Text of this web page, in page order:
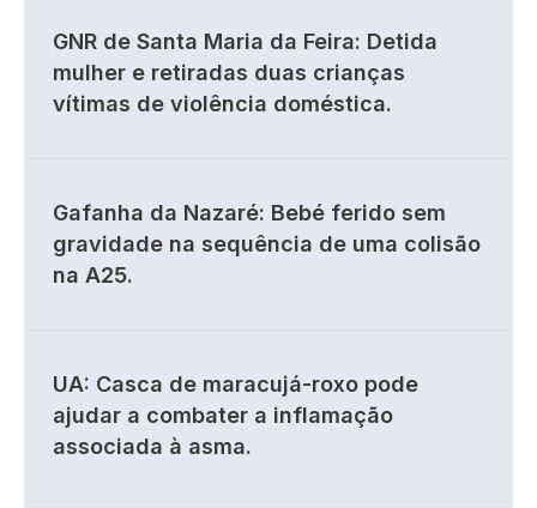
GNR de Santa Maria da Feira: Detida
mulher e retiradas duas crianças
vítimas de violência doméstica.
Gafanha da Nazaré: Bebé ferido sem
gravidade na sequência de uma colisão
na A25.
UA: Casca de maracujá-roxo pode
ajudar a combater a inflamação
associada à asma.